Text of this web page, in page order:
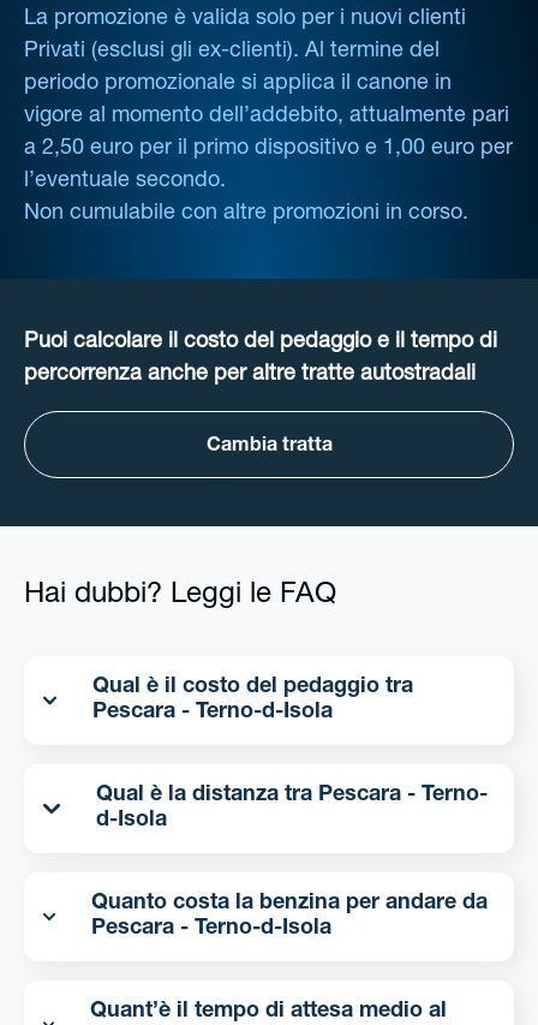
La promozione è valida solo per i nuovi clienti
Privati (esclusi gli ex-clienti). Al termine del
periodo promozionale si applica il canone in
vigore al momento dell’addebito, attualmente pari
a 2,50 euro per il primo dispositivo e 1,00 euro per
l’eventuale secondo.
Non cumulabile con altre promozioni in corso.
Puoi calcolare il costo del pedaggio e il tempo di
percorrenza anche per altre tratte autostradali
Cambia tratta
Hai dubbi? Leggi le FAQ
Qual è il costo del pedaggio tra
Pescara - Terno-d-Isola
Qual è la distanza tra Pescara - Terno-
d-Isola
Quanto costa la benzina per andare da
Pescara - Terno-d-Isola
Quant’è il tempo di attesa medio al